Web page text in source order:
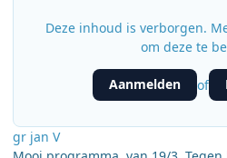
Deze inhoud is verborgen.
om deze te
Aanmelden of
gr jan V